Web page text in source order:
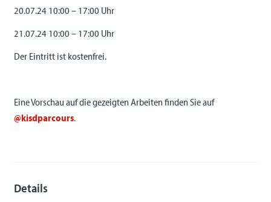
20.07.24 10:00 – 17:00 Uhr
21.07.24 10:00 – 17:00 Uhr
Der Eintritt ist kostenfrei.
Eine Vorschau auf die gezeigten Arbeiten finden Sie auf
@kisdparcours.
Details